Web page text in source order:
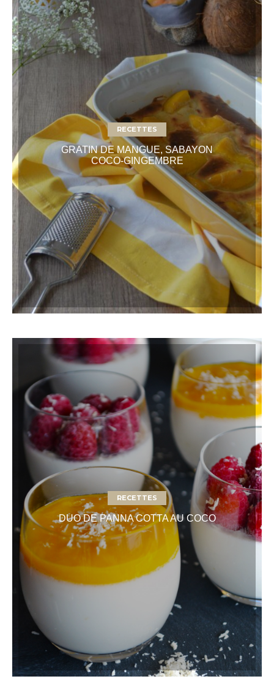
RECETTES
GRATIN DE MANGUE, SABAYON
COCO-GINGEMBRE
RECETTES
DUO DE PANNA COTTA AU COCO